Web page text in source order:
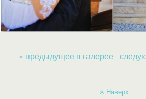
« предыдущее в галерее
Наверх